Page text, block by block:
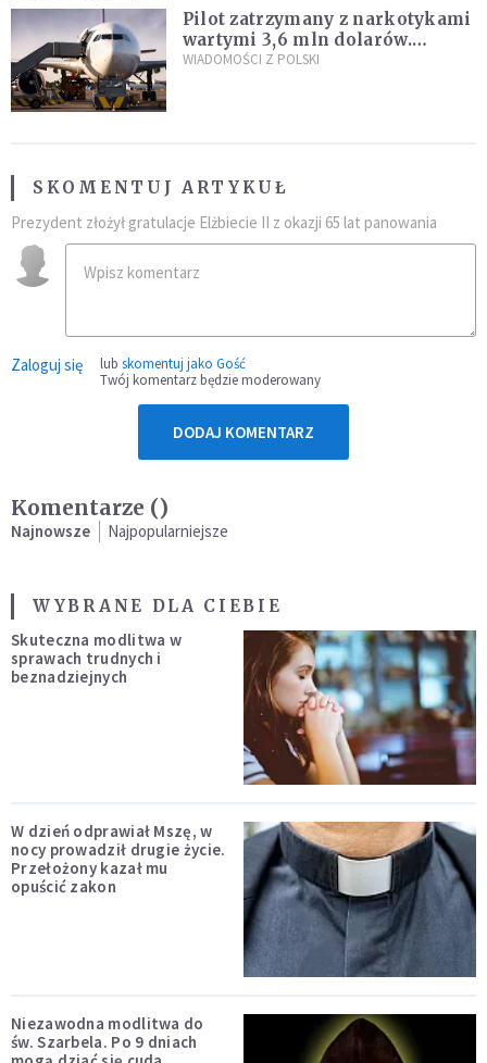
Pilot zatrzymany z narkotykami
wartymi 3,6 mln dolarów.
Śledczy podejrzewają, że latał
WIADOMOŚCI Z POLSKI
SKOMENTUJ ARTYKUŁ
Prezydent złożył gratulacje Elżbiecie II z okazji 65 lat panowania
Zaloguj się lub skomentuj jako Gość
Twój komentarz będzie moderowany
DODAJ KOMENTARZ
Komentarze ()
Najnowsze Najpopularniejsze
WYBRANE DLA CIEBIE
Skuteczna modlitwa w
sprawach trudnych i
beznadziejnych
W dzień odprawiał Mszę, w
nocy prowadził drugie życie.
Przełożony kazał mu
opuścić zakon
Niezawodna modlitwa do
św. Szarbela. Po 9 dniach